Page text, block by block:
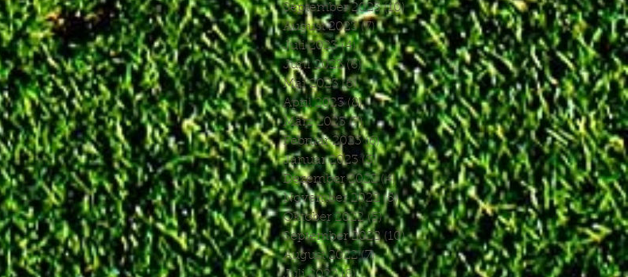
September 2023 (10)10 Beiträge
August 2023 (7)7 Beiträge
Juli 2023 (4)4 Beiträge
Juni 2023 (6)6 Beiträge
Mai 2023 (6)6 Beiträge
April 2023 (8)8 Beiträge
März 2023 (7)7 Beiträge
Februar 2023 (6)6 Beiträge
Januar 2023 (3)3 Beiträge
Dezember 2022 (4)4 Beiträge
November 2022 (5)5 Beiträge
Oktober 2022 (5)5 Beiträge
September 2022 (10)10 Beiträge
August 2022 (7)7 Beiträge